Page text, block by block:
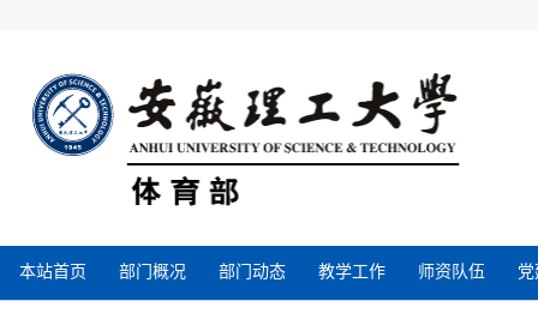
本站首页 部门概况 部门动态 教学工作 师资队伍 党